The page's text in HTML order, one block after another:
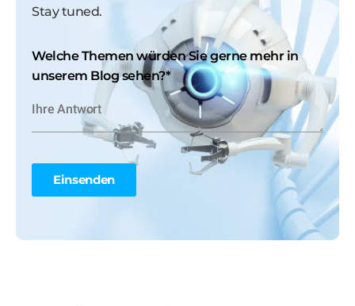
Stay tuned.
Welche Themen würden Sie gerne mehr in
unserem Blog sehen?*